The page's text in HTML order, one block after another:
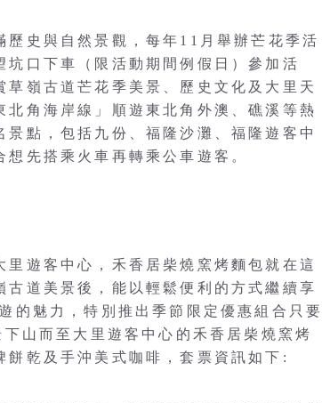
史與自然景觀，每年11月舉辦芒花季活
口下車（限活動期間例假日）參加活
嶺古道芒花季美景、歷史文化及大里天
角海岸線」順遊東北角外澳、礁溪等熱
點，包括九份、福隆沙灘、福隆遊客中
先搭乘火車再轉乘公車遊客。
遊客中心，禾香居柴燒窯烤麵包就在這
道美景後，能以輕鬆便利的方式繼續享
的魅力，特別推出季節限定優惠組合只要
山而至大里遊客中心的禾香居柴燒窯烤
乾及手沖美式咖啡，套票資訊如下: